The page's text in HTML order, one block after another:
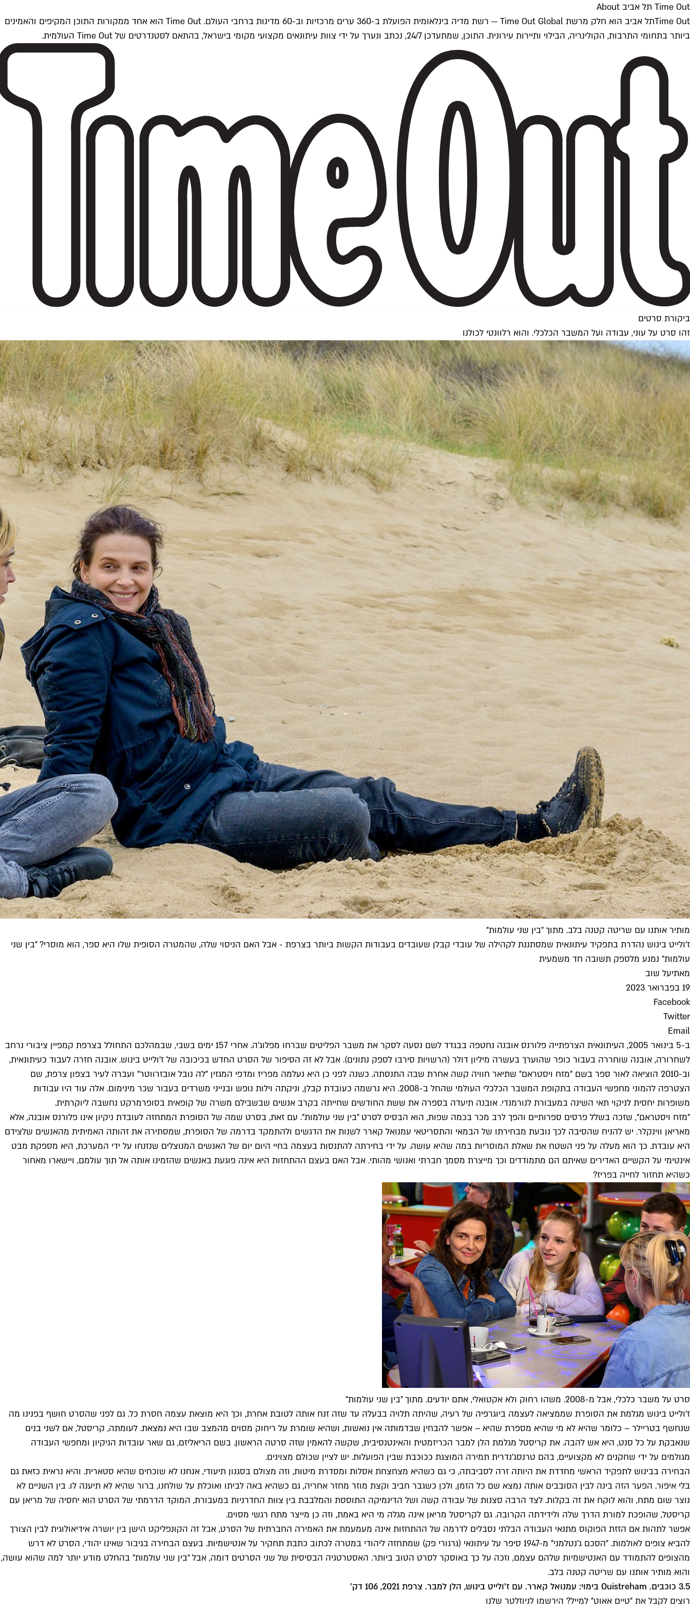
Time Out תל אביב About
Time Outתל אביב הוא חלק מרשת Time Out Global — רשת מדיה בינלאומית הפועלת ב-360 ערים מרכזיות וב-60 מדינות ברחבי העולם. Time Out הוא אחד ממקורות התוכן המקיפים והאמינים
ביותר בתחומי התרבות, הקולינריה, הבילוי ותיירות עירונית. התוכן, שמתעדכן 24/7, נכתב ונערך על ידי צוות עיתונאים מקצועי מקומי בישראל, בהתאם לסטנדרטים של Time Out העולמית.
ביקורת סרטים
זהו סרט על עוני, עבודה ועל המשבר הכלכלי. והוא רלוונטי לכולנו
מותיר אותנו עם שריטה קטנה בלב. מתוך "בין שני עולמות"
ז'ולייט בינוש נהדרת בתפקיד עיתונאית שמסתננת לקהילה של עובדי קבלן שעובדים בעבודות הקשות ביותר בצרפת - אבל האם הניסוי שלה, שהמטרה הסופית שלו היא ספר, הוא מוסרי? "בין שני
עולמות" נמנע מלספק תשובה חד משמעית
מאתיעל שוב
19 בפברואר 2023
Facebook
Twitter
Email
ב-5 בינואר 2005, העיתונאית הצרפתייה פלורנס אובנה נחטפה בבגדד לשם נסעה לסקר את משבר הפליטים שברחו מפלוג'ה. אחרי 157 ימים בשבי, שבמהלכם התחולל בצרפת קמפיין ציבורי נרחב
לשחרורה, אובנה שוחררה בעבור כופר שהוערך בעשרה מיליון דולר (הרשויות סירבו לספק נתונים). אבל לא זה הסיפור של הסרט החדש בכיכובה של ז'ולייט בינוש. אובנה חזרה לעבוד כעיתונאית,
וב-2010 הוציאה לאור ספר בשם "מזח ויסטראם" שתיאר חוויה קשה אחרת שבה התנסתה. כשנה לפני כן היא נעלמה מפריז ומדפי המגזין "לה נובל אובזרווטר" ועברה לעיר בצפון צרפת, שם
הצטרפה להמוני מחפשי העבודה בתקופת המשבר הכלכלי העולמי שהחל ב-2008. היא נרשמה כעובדת קבלן, וניקתה וילות נופש ובנייני משרדים בעבור שכר מינימום. אלה עוד היו עבודות
משופרות יחסית לניקוי תאי השינה במעבורת לנורמנדי. אובנה תיעדה בספרה את ששת החודשים שחייתה בקרב אנשים שבשבילם משרה של קופאית בסופרמרקט נחשבה ליוקרתית.
"מזח ויסטראם", שזכה בשלל פרסים ספרותיים והפך לרב מכר בכמה שפות, הוא הבסיס לסרט "בין שני עולמות". עם זאת, בסרט שמה של הסופרת המתחזה לעובדת ניקיון אינו פלורנס אובנה, אלא
מאריאן ווינקלר. יש להניח שהסיבה לכך נובעת מבחירתו של הבמאי והתסריטאי עמנואל קארר לשנות את הדגשים ולהתמקד בדרמה של הסופרת, שמסתירה את זהותה האמיתית מהאנשים שלצידם
היא עובדת. כך הוא מעלה על פני השטח את שאלת המוסריות במה שהיא עושה. על ידי בחירתה להתנסות בעצמה בחיי היום יום של האנשים המנוצלים שנזנחו על ידי המערכת, היא מספקת מבט
אינטימי על הקשיים האדירים שאיתם הם מתמודדים וכך מייצרת מסמך חברתי ואנושי מהותי. אבל האם בעצם ההתחזות היא אינה פוגעת באנשים שהזמינו אותה אל תוך עולמם, ויישארו מאחור
כשהיא תחזור לחייה בפריז?
סרט על משבר כלכלי, אבל מ-2008. משהו רחוק ולא אקטואלי, אתם יודעים. מתוך "בין שני עולמות"
ז'ולייט בינוש מגלמת את הסופרת שממציאה לעצמה ביוגרפיה של רעיה, שהיתה תלויה בבעלה עד שזה זנח אותה לטובת אחרת, וכך היא מוצאת עצמה חסרת כל. גם לפני שהסרט חושף בפנינו מה
שנחשף בטריילר – כלומר שהיא לא מי שהיא מספרת שהיא – אפשר להבחין שבדמותה אין נואשות, ושהיא שומרת על ריחוק מסוים מהמצב שבו היא נמצאת. לעומתה, קריסטל, אם לשני בנים
שנאבקת על כל סנט, היא אש להבה. את קריסטל מגלמת הלן למבר הכריזמטית והאינטנסיבית, שקשה להאמין שזה סרטה הראשון. בשם הריאליזם, גם שאר עובדות הניקיון ומחפשי העבודה
מגולמים על ידי שחקנים לא מקצועיים, בהם טרנסג'נדרית תמירה המוצגת ככוכבת שבין הפועלות. יש לציין שכולם מצוינים.
הבחירה בבינוש לתפקיד הראשי מחדדת את היותה זרה לסביבתה, כי גם כשהיא מצחצחת אסלות ומסדרת מיטות, וזה מצולם בסגנון תיעודי, אנחנו לא שוכחים שהיא סטארית. והיא נראית כזאת גם
בלי איפור. הפער הזה בינה לבין הסובבים אותה נמצא שם כל הזמן, ולכן כשגבר חביב וקצת מוזר מחזר אחריה, גם כשהיא באה לביתו ואוכלת על שולחנו, ברור שהיא לא תיענה לו. בין השניים לא
נוצר שום מתח, והוא לוקח את זה בקלות. לצד הרבה סצנות של עבודה קשה ושל הדינמיקה התוססת והמלבבת בין צוות החדרניות במעבורת, המוקד הדרמתי של הסרט הוא יחסיה של מריאן עם
קריסטל, שהופכת למורת הדרך שלה ולידידתה הקרובה. גם לקריסטל מריאן אינה מגלה מי היא באמת, וזה כן מייצר מתח רגשי מסוים.
אפשר לתהות אם הזזת הפוקוס מתנאי העבודה הבלתי נסבלים לדרמה של ההתחזות אינה מעמעמת את האמירה החברתית של הסרט, אבל זה הקונפליקט הישן בין יושרה אידיאולוגית לבין הצורך
להביא צופים לאולמות. "הסכם ג'נטלמני" מ-1947 סיפר על עיתונאי (גרגורי פק) שמתחזה ליהודי במטרה לכתוב כתבת תחקיר על אנטישמיות. בעצם הבחירה בגיבור שאינו יהודי, הסרט לא דרש
מהצופים להתמודד עם האנטישמיות שלהם עצמם, וזכה על כך באוסקר לסרט הטוב ביותר. האסטרטגיה הבסיסית של שני הסרטים דומה, אבל "בין שני עולמות" בהחלט מודע יותר למה שהוא עושה,
והוא מותיר אותנו עם שריטה קטנה בלב.
3.5 כוכבים. Ouistreham בימוי: עמנואל קארר. עם ז'ולייט בינוש, הלן למבר. צרפת 2021, 106 דק'
רוצים לקבל את ״טיים אאוט״ למייל? הירשמו לניוזלטר שלנו